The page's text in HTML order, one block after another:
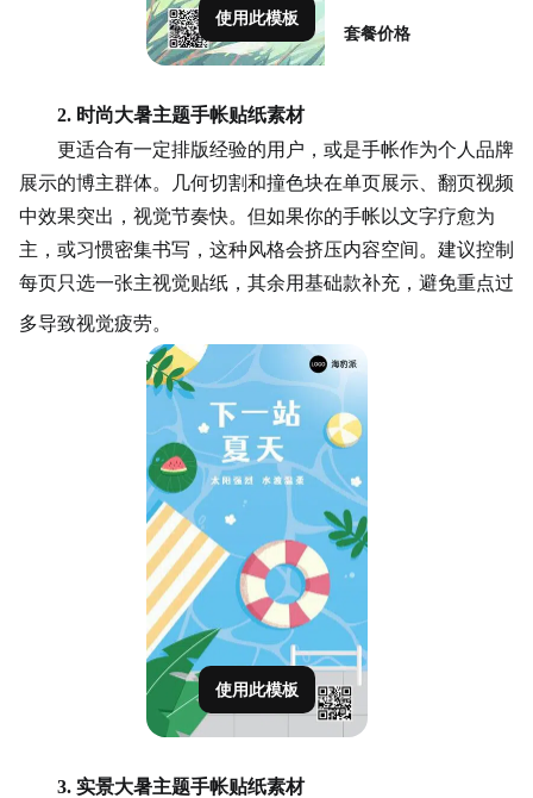
套餐价格
使用此模板
2. 时尚大暑主题手帐贴纸素材
更适合有一定排版经验的用户，或是手帐作为个人品牌
展示的博主群体。几何切割和撞色块在单页展示、翻页视频
中效果突出，视觉节奏快。但如果你的手帐以文字疗愈为
主，或习惯密集书写，这种风格会挤压内容空间。建议控制
每页只选一张主视觉贴纸，其余用基础款补充，避免重点过
多导致视觉疲劳。
使用此模板
3. 实景大暑主题手帐贴纸素材